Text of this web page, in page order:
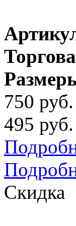
750 руб.
495 руб.
Скидка